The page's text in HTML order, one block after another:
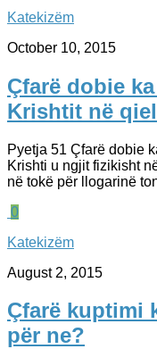
Katekizëm
October 10, 2015
Çfarë dobie
Krishtit në
Pyetja 51 Çfarë dobie
Krishti u ngjit fizikisht
në tokë për llogarinë
0
Katekizëm
August 2, 2015
Çfarë kuptimi
për ne?